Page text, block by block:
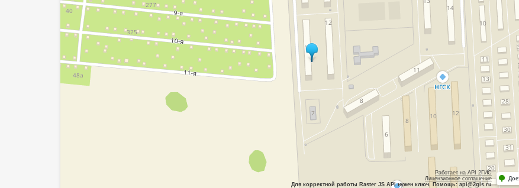
Работает на API 2ГИС
Лицензионное соглашение
Для корректной работы Raster JS API нужен ключ. Помощь: api@2gis.ru